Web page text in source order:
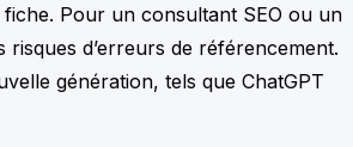
Pour un consultant SEO ou un
d’erreurs de référencement.
génération, tels que ChatGPT